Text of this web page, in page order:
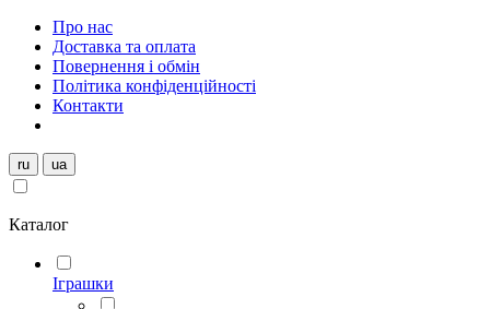
Про нас
Доставка та оплата
Повернення і обмін
Політика конфіденційності
Контакти
ru ua
Каталог
Іграшки